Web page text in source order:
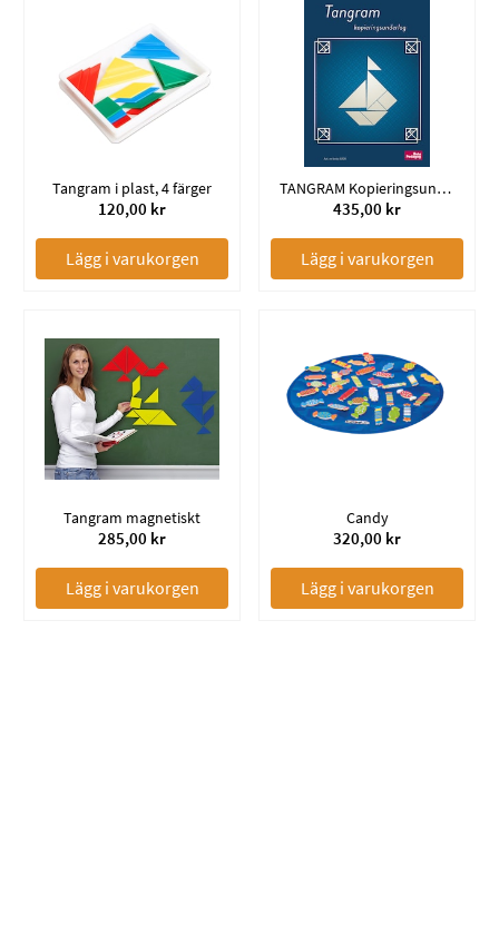
Tangram i plast, 4 färger
120,00 kr
Lägg i varukorgen
TANGRAM Kopieringsunderlag
435,00 kr
Lägg i varukorgen
Tangram magnetiskt
285,00 kr
Lägg i varukorgen
Candy
320,00 kr
Lägg i varukorgen